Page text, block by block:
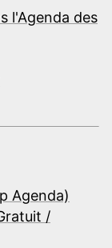
l'Agenda des
Agenda)
/